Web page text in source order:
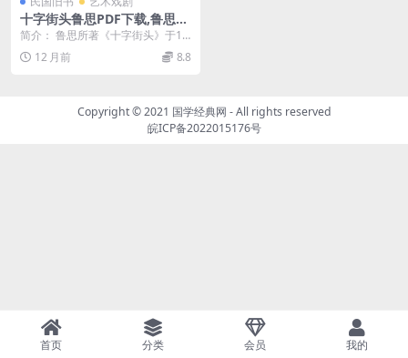
十字街头鲁思PDF下载,鲁思剧
作集,剧本丛刊第一集
简介： 鲁思所著《十字街头》于19
47年由上海世界书局首次出版，早
于其另一著作《...
12 月前 8.8
Copyright © 2021 国学经典网 - All rights reserved
皖ICP备2022015176号
首页 分类 会员 我的